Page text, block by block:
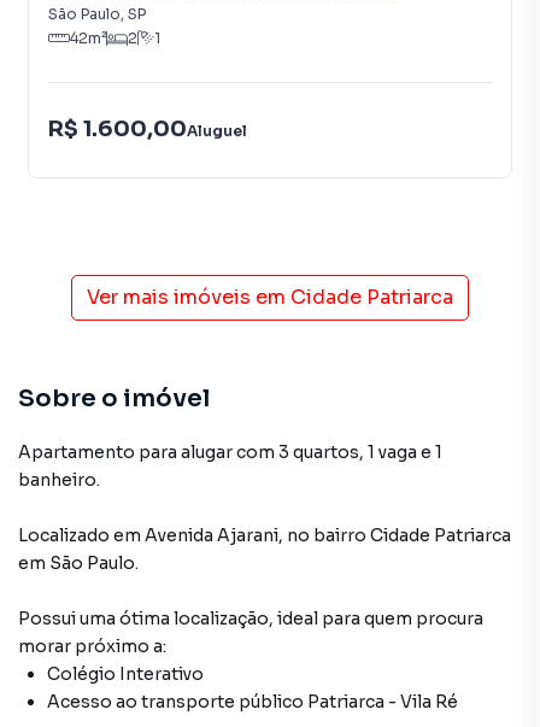
São Paulo, SP
42m² 2 1
R$ 1.600,00Aluguel
Ver mais imóveis em Cidade Patriarca
Sobre o imóvel
Apartamento para alugar com 3 quartos, 1 vaga e 1
banheiro.
Localizado em Avenida Ajarani, no bairro Cidade Patriarca
em São Paulo.
Possui uma ótima localização, ideal para quem procura
morar próximo a:
Colégio Interativo
Acesso ao transporte público Patriarca - Vila Ré